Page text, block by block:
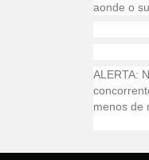
aonde o
ALERTA:
menos de